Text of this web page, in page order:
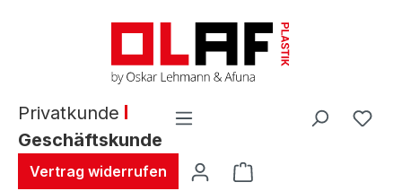
Privatkunde
Geschäftskunde
Vertrag widerrufen Warenkorb enthält